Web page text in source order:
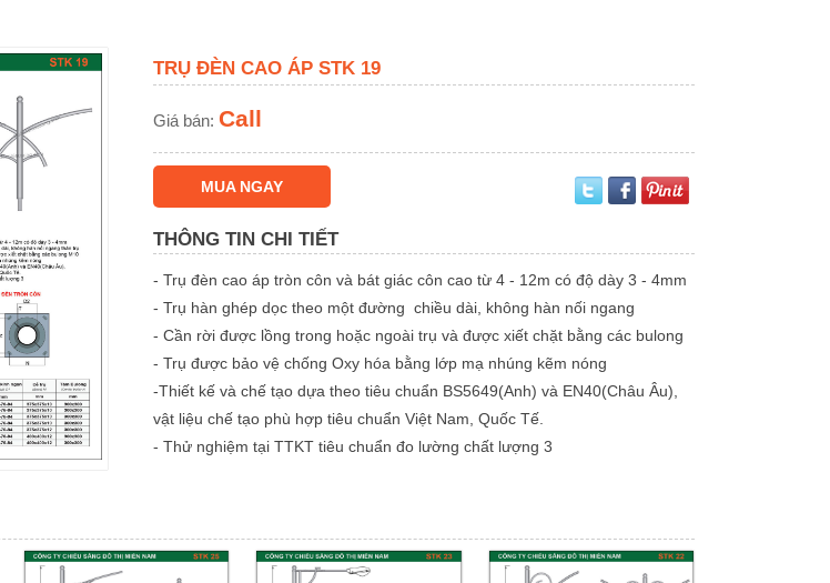
TRỤ ĐÈN CAO ÁP STK 19
Giá bán: Call
MUA NGAY
THÔNG TIN CHI TIẾT
- Trụ đèn cao áp tròn côn và bát giác côn cao từ 4 - 12m có độ dày 3 - 4mm
- Trụ hàn ghép dọc theo một đường chiều dài, không hàn nối ngang
- Cần rời được lồng trong hoặc ngoài trụ và được xiết chặt bằng các bulong
- Trụ được bảo vệ chống Oxy hóa bằng lớp mạ nhúng kẽm nóng
-Thiết kế và chế tạo dựa theo tiêu chuẩn BS5649(Anh) và EN40(Châu Âu),
vật liệu chế tạo phù hợp tiêu chuẩn Việt Nam, Quốc Tế.
- Thử nghiệm tại TTKT tiêu chuẩn đo lường chất lượng 3